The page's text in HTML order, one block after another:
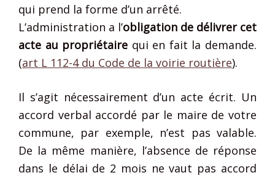
qui prend la forme d’un arrêté.
L’administration a l’obligation de délivrer cet
acte au propriétaire qui en fait la demande.
(art L 112-4 du Code de la voirie routière).
Il s’agit nécessairement d’un acte écrit. Un
accord verbal accordé par le maire de votre
commune, par exemple, n’est pas valable.
De la même manière, l’absence de réponse
dans le délai de 2 mois ne vaut pas accord